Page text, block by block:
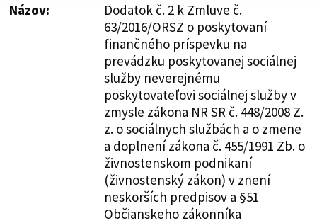
Názov:
Dodatok č. 2 k Zmluve č.
63/2016/ORSZ o poskytovaní
finančného príspevku na
prevádzku poskytovanej sociálnej
služby neverejnému
poskytovateľovi sociálnej služby v
zmysle zákona NR SR č. 448/2008 Z.
z. o sociálnych službách a o zmene
a doplnení zákona č. 455/1991 Zb. o
živnostenskom podnikaní
(živnostenský zákon) v znení
neskorších predpisov a §51
Občianskeho zákonníka